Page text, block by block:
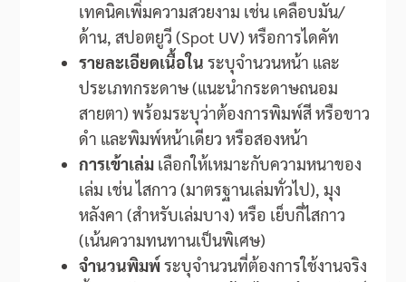
เทคนิคเพิ่มความสวยงาม เช่น เคลือบมัน/
ด้าน, สปอตยูวี (Spot UV) หรือการไดคัท
รายละเอียดเนื้อใน ระบุจำนวนหน้า และ
ประเภทกระดาษ (แนะนำกระดาษถนอม
สายตา) พร้อมระบุว่าต้องการพิมพ์สี หรือขาว
ดำ และพิมพ์หน้าเดียว หรือสองหน้า
การเข้าเล่มเลือกให้เหมาะกับความหนาของ
เล่ม เช่น ไสกาว (มาตรฐานเล่มทั่วไป), มุง
หลังคา (สำหรับเล่มบาง) หรือ เย็บกี่ไสกาว
(เน้นความทนทานเป็นพิเศษ)
จำนวนพิมพ์ระบุจำนวนที่ต้องการใช้งานจริง